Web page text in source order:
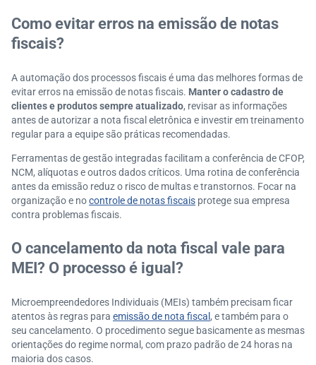
Como evitar erros na emissão de notas
fiscais?
A automação dos processos fiscais é uma das melhores formas de
evitar erros na emissão de notas fiscais. Manter o cadastro de
clientes e produtos sempre atualizado, revisar as informações
antes de autorizar a nota fiscal eletrônica e investir em treinamento
regular para a equipe são práticas recomendadas.
Ferramentas de gestão integradas facilitam a conferência de CFOP,
NCM, alíquotas e outros dados críticos. Uma rotina de conferência
antes da emissão reduz o risco de multas e transtornos. Focar na
organização e nocontrole de notas fiscais protege sua empresa
contra problemas fiscais.
O cancelamento da nota fiscal vale para
MEI? O processo é igual?
Microempreendedores Individuais (MEIs) também precisam ficar
atentos às regras para emissão de nota fiscal , e também para o
seu cancelamento. O procedimento segue basicamente as mesmas
orientações do regime normal, com prazo padrão de 24 horas na
maioria dos casos.